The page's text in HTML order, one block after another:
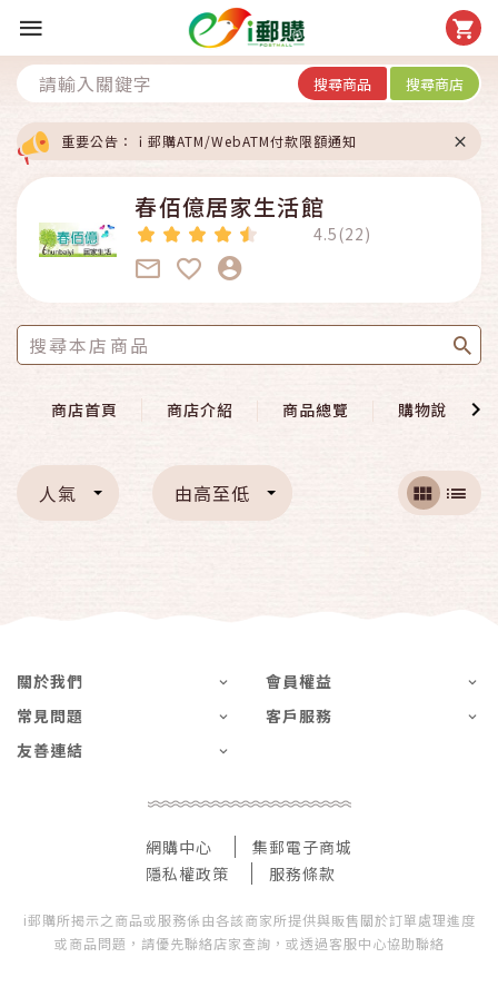
搜尋商品 搜尋商店
重要公告：ｉ郵購ATM/WebATM付款限額通知
春佰億居家生活館
4.5(22)
商店首頁 商店介紹 商品總覽 購物說明
人氣 由高至低
關於我們
會員權益
常見問題
客戶服務
友善連結
網購中心
集郵電子商城
隱私權政策
服務條款
i郵購所揭示之商品或服務係由各該商家所提供與販售關於訂單處理進度
或商品問題，請優先聯絡店家查詢，或透過客服中心協助聯絡